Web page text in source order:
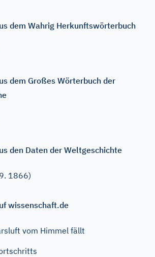
dem Wahrig Herkunftswörterbuch
dem Großes Wörterbuch der
den Daten der Weltgeschichte
1866)
wissenschaft.de
vom Himmel fällt